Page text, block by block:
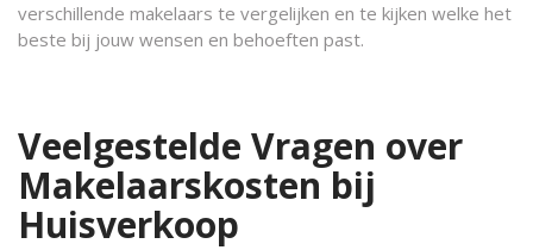
verschillende makelaars te vergelijken en te kijken welke het
beste bij jouw wensen en behoeften past.
Veelgestelde Vragen over
Makelaarskosten bij
Huisverkoop